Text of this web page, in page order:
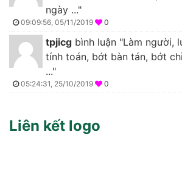
ngày ..."
09:09:56, 05/11/2019 0
tpjicg bình luận "Làm người,
tính toán, bớt bàn tán, bớt
..."
05:24:31, 25/10/2019 0
Liên kết logo